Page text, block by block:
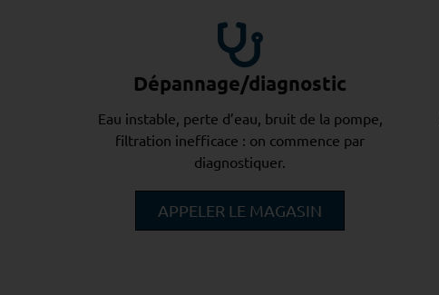
Dépannage/diagnostic
Eau instable, perte d’eau, bruit de la pompe,
filtration inefficace : on commence par
diagnostiquer.
APPELER LE MAGASIN